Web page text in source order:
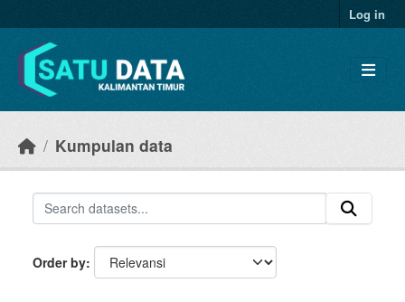
Log in
Kumpulan data
Order by